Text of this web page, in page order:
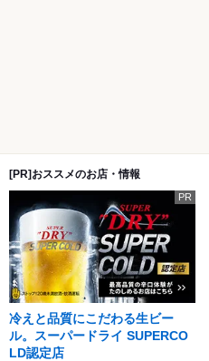
[PR]おススメのお店・情報
PR
冷えと品質にこだわる生ビー
ル。スーパードライ SUPERCO
LD認定店